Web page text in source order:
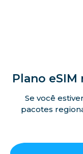
Plano
Se você
pacotes